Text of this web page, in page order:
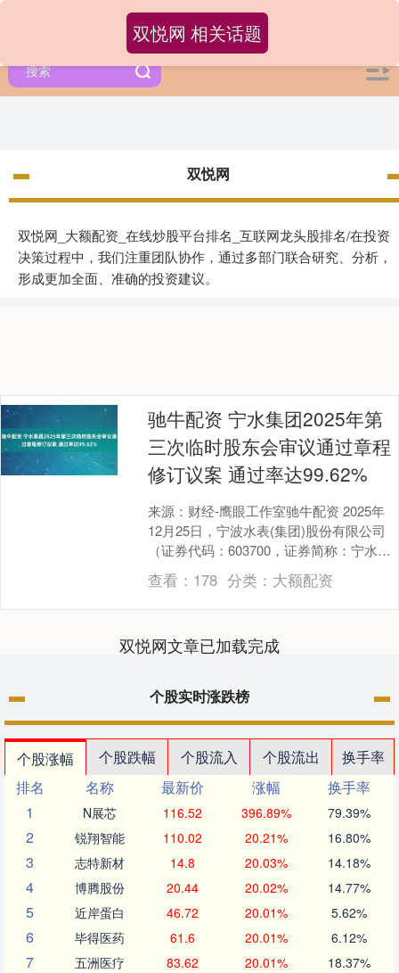
双悦网
双悦网_大额配资_在线炒股平台排名_互联网龙头股排名/在投资
决策过程中，我们注重团队协作，通过多部门联合研究、分析，
形成更加全面、准确的投资建议。
双悦网 相关话题
驰牛配资 宁水集团2025年第
三次临时股东会审议通过章程
修订议案 通过率达99.62%
来源：财经-鹰眼工作室驰牛配资 2025年
12月25日，宁波水表(集团)股份有限公司
（证券代码：603700，证券简称：宁水集
团）在宁波市江北区北海路358号公....
查看： 178 分类： 大额配资
双悦网文章已加载完成
个股实时涨跌榜
个股涨幅 个股跌幅 个股流入 个股流出
换手率
排名
名称 最新价 涨幅
换手率
1
N展芯 116.52 396.89% 79.39%
2 锐翔智能 110.02 20.21% 16.80%
3 志特新材 14.8 20.03% 14.18%
4 博腾股份 20.44 20.02% 14.77%
5 近岸蛋白 46.72 20.01% 5.62%
6 毕得医药 61.6 20.01% 6.12%
7 五洲医疗 83.62 20.01% 18.37%